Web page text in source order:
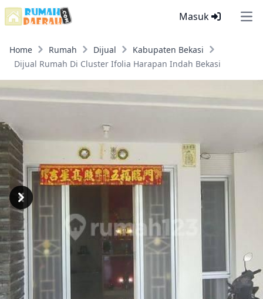
Masuk
Home Rumah Dijual
Kabupaten Bekasi
Dijual Rumah Di Cluster Ifolia Harapan Indah Bekasi
Previous
Next